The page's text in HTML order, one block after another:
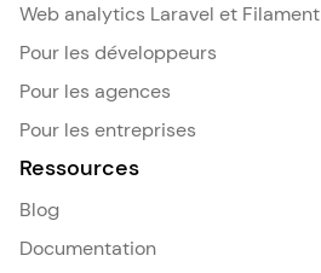
Web analytics Laravel et Filament
Pour les développeurs
Pour les agences
Pour les entreprises
Ressources
Blog
Documentation